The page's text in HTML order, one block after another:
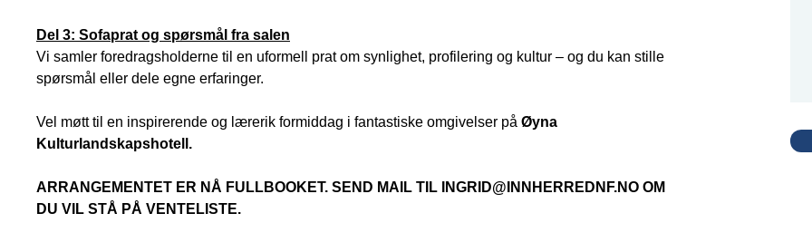
Del 3: Sofaprat og spørsmål fra salen
Vi samler foredragsholderne til en uformell prat om synlighet, profilering og kultur – og du kan stille
spørsmål eller dele egne erfaringer.
Vel møtt til en inspirerende og lærerik formiddag i fantastiske omgivelser på Øyna
Kulturlandskapshotell.
ARRANGEMENTET ER NÅ FULLBOOKET. SEND MAIL TIL INGRID@INNHERREDNF.NO OM
DU VIL STÅ PÅ VENTELISTE.